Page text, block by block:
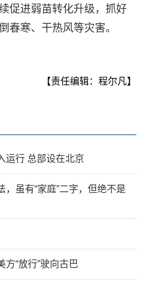
促进弱苗转化升级，抓好
春寒、干热风等灾害。
【责任编辑：程尔凡】
运行 总部设在北京
虽有“家庭”二字，但绝不是
“放行”驶向古巴